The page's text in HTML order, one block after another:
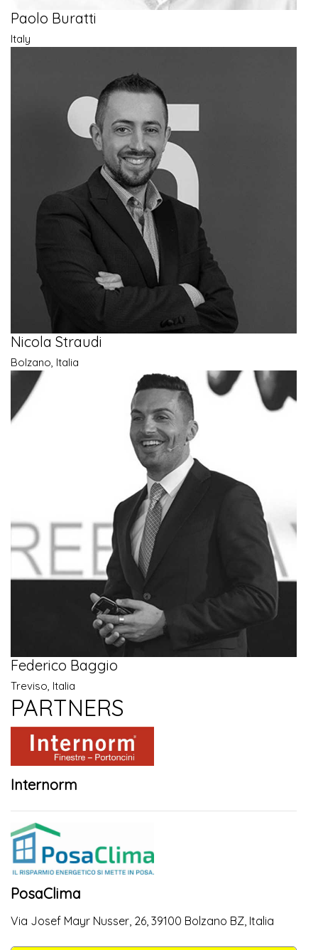
Paolo Buratti
Italy
Nicola Straudi
Bolzano, Italia
Federico Baggio
Treviso, Italia
PARTNERS
Internorm
PosaClima
Via Josef Mayr Nusser, 26, 39100 Bolzano BZ, Italia